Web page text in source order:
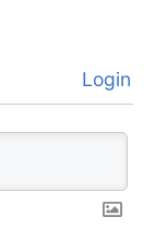
Login